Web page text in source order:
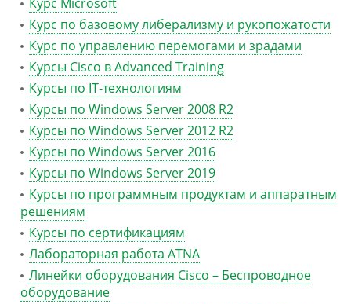
Курс по базовому либерализму и рукопожатости
Курс по управлению перемогами и зрадами
Курсы Cisco в Advanced Training
Курсы по IT-технологиям
Курсы по Windows Server 2008 R2
Курсы по Windows Server 2012 R2
Курсы по Windows Server 2016
Курсы по Windows Server 2019
Курсы по программным продуктам и аппаратным
решениям
Курсы по сертификациям
Лабораторная работа ATNA
Линейки оборудования Cisco – Беспроводное
оборудование